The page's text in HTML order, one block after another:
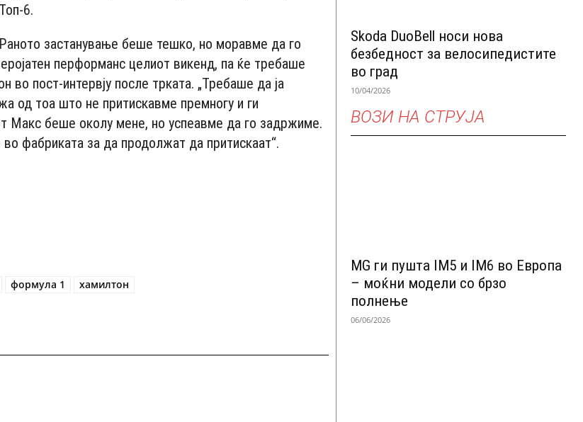
6.
застанување беше тешко, но моравме да го
перформанс целиот викенд, па ќе требаше
во пост-интервју после трката. „Требаше да ја
од тоа што не притискавме премногу и ги
Макс беше околу мене, но успеавме да го задржиме.
фабриката за да продолжат да притискаат“.
формула 1 хамилтон
Skoda DuoBell носи нова
безбедност за велосипедистите
во град
10/04/2026
ВОЗИ НА СТРУЈА
MG ги пушта IM5 и IM6 во Европа
– моќни модели со брзо
полнење
06/06/2026